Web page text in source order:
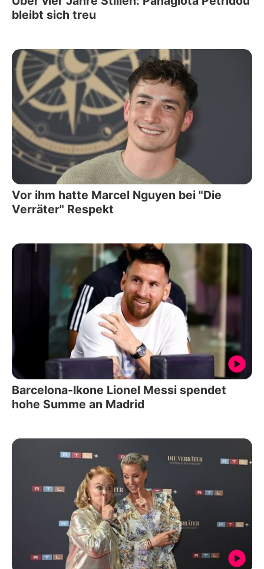
bleibt sich treu
Vor ihm hatte Marcel Nguyen bei "Die
Verräter" Respekt
Barcelona-Ikone Lionel Messi spendet
hohe Summe an Madrid